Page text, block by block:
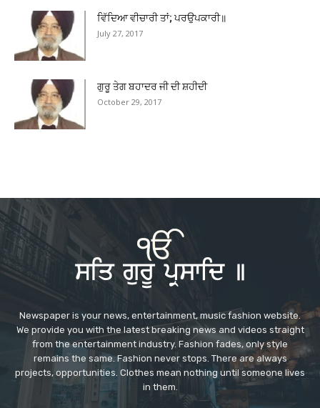
ਵਿੱਦਿਆ ਵੀਚਾਰੀ ਤਾਂ; ਪਰਉਪਕਾਰੀ॥
July 27, 2017
ਗੁਰੂ ਤੇਗ ਬਹਾਦਰ ਜੀ ਦੀ ਸ਼ਹੀਦੀ
October 29, 2017
Newspaper is your news, entertainment, music fashion website.
We provide you with the latest breaking news and videos straight
from the entertainment industry. Fashion fades, only style
remains the same. Fashion never stops. There are always
projects, opportunities. Clothes mean nothing until someone lives
in them.